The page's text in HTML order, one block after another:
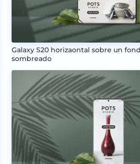
Galaxy S20 horizaontal sobre un
sombreado